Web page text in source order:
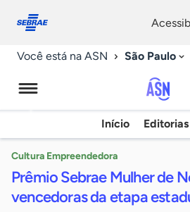
conosco
Você está na ASN São Paulo
Início Editorias
Cultura Empreendedora
Prêmio Sebrae Mulher de
vencedoras da etapa